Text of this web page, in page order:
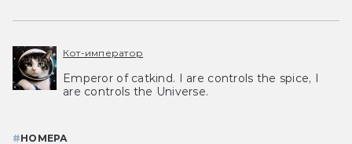
Кот-император
Emperor of catkind. I are controls the spice, I
are controls the Universe.
#НОМЕРА